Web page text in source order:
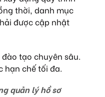
thời, danh mục
được cập nhật
tạo chuyên sâu.
hạn chế tối đa.
quản lý hồ sơ